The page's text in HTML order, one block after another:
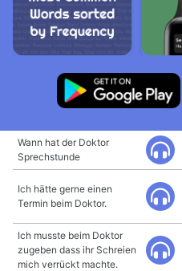
Wann hat der Doktor
Sprechstunde
Ich hätte gerne einen
Termin beim Doktor.
Ich musste beim Doktor
zugeben dass ihr Schreien
mich verrückt machte.